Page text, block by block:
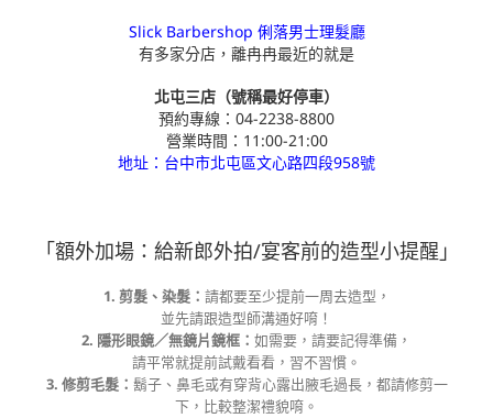
Slick Barbershop 俐落男士理髮廳
有多家分店，離冉冉最近的就是
北屯三店（號稱最好停車）
預約專線：04-2238-8800
營業時間：11:00-21:00
地址：台中市北屯區文心路四段958號
「額外加場：給新郎外拍/宴客前的造型小提醒」
1. 剪髮、染髮： 請都要至少提前一周去造型，
並先請跟造型師溝通好唷！
2. 隱形眼鏡／無鏡片鏡框： 如需要，請要記得準備，
請平常就提前試戴看看，習不習慣。
3. 修剪毛髮： 鬍子、鼻毛或有穿背心露出腋毛過長，都請修剪一
下，比較整潔禮貌唷。